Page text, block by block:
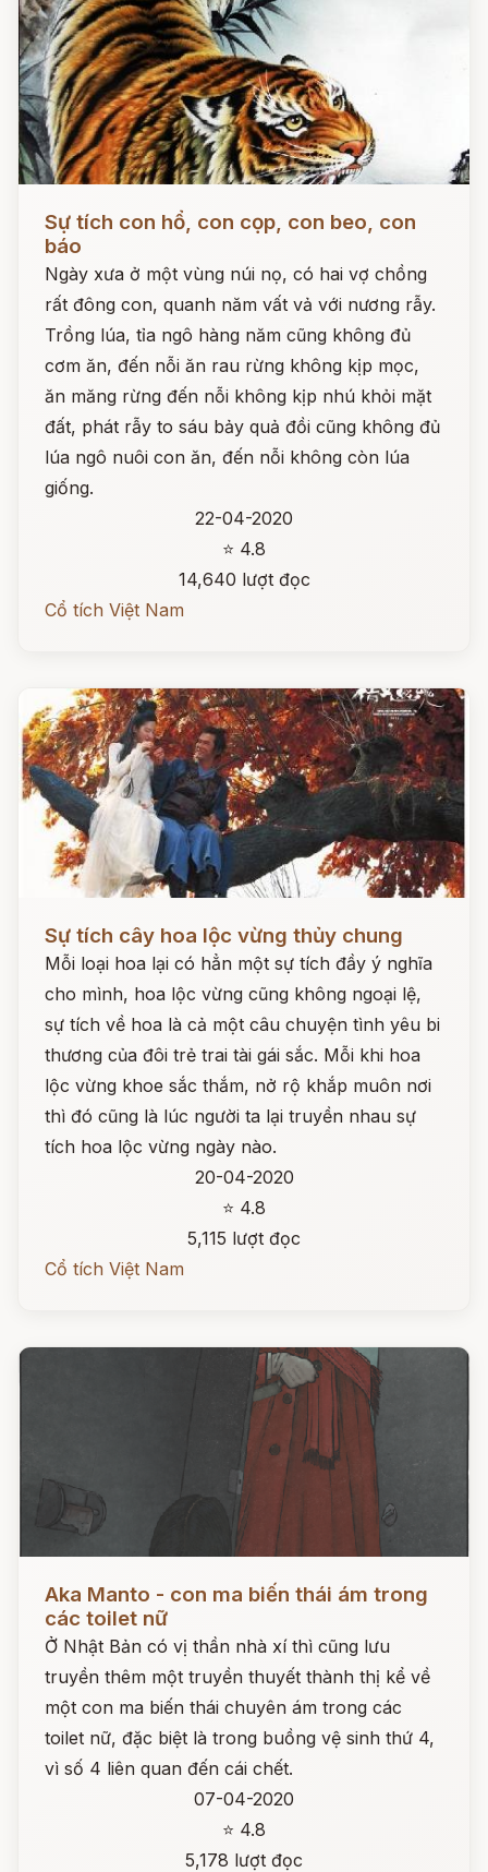
Sự tích con hổ, con cọp, con beo, con
báo
Ngày xưa ở một vùng núi nọ, có hai vợ chồng
rất đông con, quanh năm vất vả với nương rẫy.
Trồng lúa, tỉa ngô hàng năm cũng không đủ
cơm ăn, đến nỗi ăn rau rừng không kịp mọc,
ăn măng rừng đến nỗi không kịp nhú khỏi mặt
đất, phát rẫy to sáu bảy quả đồi cũng không đủ
lúa ngô nuôi con ăn, đến nỗi không còn lúa
giống.
22-04-2020
⭐ 4.8
14,640 lượt đọc
Cổ tích Việt Nam
Sự tích cây hoa lộc vừng thủy chung
Mỗi loại hoa lại có hẳn một sự tích đầy ý nghĩa
cho mình, hoa lộc vừng cũng không ngoại lệ,
sự tích về hoa là cả một câu chuyện tình yêu bi
thương của đôi trẻ trai tài gái sắc. Mỗi khi hoa
lộc vừng khoe sắc thắm, nở rộ khắp muôn nơi
thì đó cũng là lúc người ta lại truyền nhau sự
tích hoa lộc vừng ngày nào.
20-04-2020
⭐ 4.8
5,115 lượt đọc
Cổ tích Việt Nam
Aka Manto - con ma biến thái ám trong
các toilet nữ
Ở Nhật Bản có vị thần nhà xí thì cũng lưu
truyền thêm một truyền thuyết thành thị kể về
một con ma biến thái chuyên ám trong các
toilet nữ, đặc biệt là trong buồng vệ sinh thứ 4,
vì số 4 liên quan đến cái chết.
07-04-2020
⭐ 4.8
5,178 lượt đọc